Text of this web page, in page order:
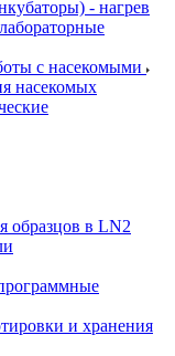
- нагрев
с насекомыми
насекомых
образцов в LN2
и хранения